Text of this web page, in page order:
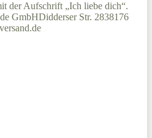
der Aufschrift „Ich liebe dich“.
GmbHDidderser Str. 2838176